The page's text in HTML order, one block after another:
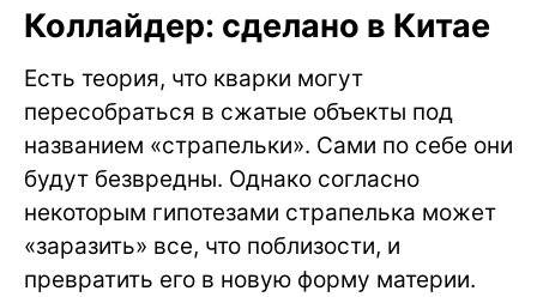
Коллайдер: сделано в Китае
Есть теория, что кварки могут
пересобраться в сжатые объекты под
названием «страпельки». Сами по себе они
будут безвредны. Однако согласно
некоторым гипотезами страпелька может
«заразить» все, что поблизости, и
превратить его в новую форму материи.